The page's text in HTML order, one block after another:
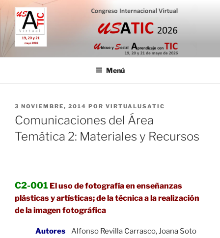
Saltar
contenido
CONGRESO INTERNACIONAL
VIRTUAL USATIC
Menú
PUBLICADO
EL
3 NOVIEMBRE, 2014 POR VIRTUALUSATIC
Comunicaciones del Área
Temática 2: Materiales y Recursos
C2-001 El uso de fotografía en enseñanzas
plásticas y artísticas; de la técnica a la realización
de la imagen fotográfica
Autores
Alfonso Revilla Carrasco, Joana Soto